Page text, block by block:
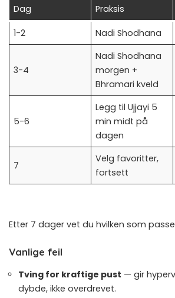
Dag Praksis
1-2 Nadi Shodhana
3-4
Nadi Shodhana
morgen +
Bhramari kveld
5-6
Legg til Ujjayi 5
min midt på
dagen
7
Velg favoritter,
fortsett
Etter 7 dager vet du hvilken som
Vanlige feil
Tving for kraftige pust — gir
dybde, ikke overdrevet.